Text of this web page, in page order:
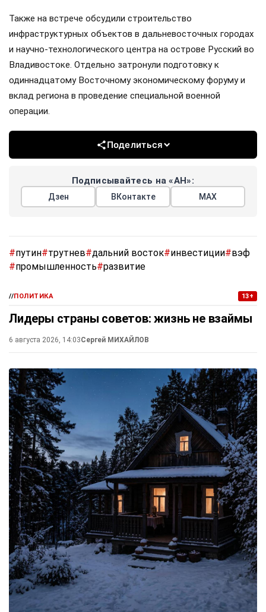
Также на встрече обсудили строительство
инфраструктурных объектов в дальневосточных городах
и научно-технологического центра на острове Русский во
Владивостоке. Отдельно затронули подготовку к
одиннадцатому Восточному экономическому форуму и
вклад региона в проведение специальной военной
операции.
Поделиться
Подписывайтесь на «АН»:
Дзен ВКонтакте МАХ
#путин#трутнев#дальний восток#инвестиции#вэф
#промышленность#развитие
//ПОЛИТИКА 13+
Лидеры страны советов: жизнь не взаймы
6 августа 2026, 14:03Сергей МИХАЙЛОВ